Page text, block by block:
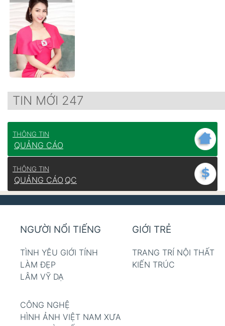
TIN MỚI 247
THÔNG TIN
QUẢNG CÁO
THÔNG TIN
QUẢNG CÁO QC
NGƯỜI NỔI TIẾNG
TÌNH YÊU GIỚI TÍNH
LÀM ĐẸP
LÂM VỸ DẠ
GIỚI TRẺ
TRANG TRÍ NỘI THẤT
KIẾN TRÚC
CÔNG NGHỆ
HÌNH ẢNH VIỆT NAM XƯA